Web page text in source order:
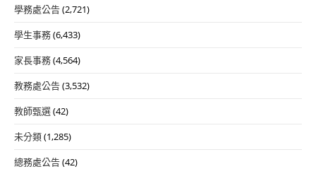
學務處公告(2,721)
學生事務(6,433)
家長事務(4,564)
教務處公告(3,532)
教師甄選(42)
未分類(1,285)
總務處公告(42)